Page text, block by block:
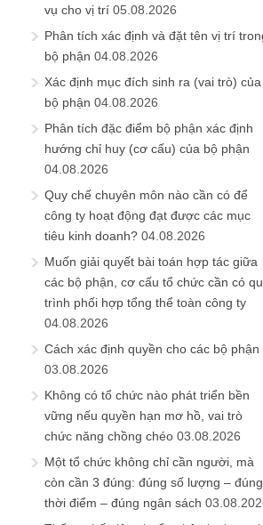
vụ cho vị trí 05.08.2026
Phân tích xác định và đặt tên vị trí
bộ phận 04.08.2026
Xác định mục đích sinh ra (vai trò) của
bộ phận 04.08.2026
Phân tích đặc điểm bộ phận xác định
hướng chỉ huy (cơ cấu) của bộ phận
04.08.2026
Quy chế chuyên môn nào cần có để
công ty hoạt động đạt được các mục
tiêu kinh doanh? 04.08.2026
Muốn giải quyết bài toán hợp tác giữa
các bộ phận, cơ cấu tổ chức cần có
trình phối hợp tổng thể toàn công ty
04.08.2026
Cách xác định quyền cho các bộ phận
03.08.2026
Không có tổ chức nào phát triển bền
vững nếu quyền hạn mơ hồ, vai trò
chức năng chồng chéo 03.08.2026
Một tổ chức không chỉ cần người, mà
còn cần 3 đúng: đúng số lượng – đúng
thời điểm – đúng ngân sách